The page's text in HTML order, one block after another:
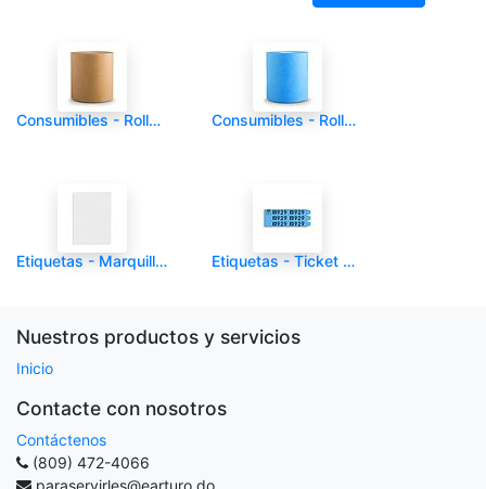
Consumibles - Rollo de papel - CLNR - Marron - Und Consumibles - Rollo de papel - CLNR - Azul - Und
Etiquetas - Marquilla - CLNR - Blanco 1000/1 - Und Etiquetas - Ticket Sencillo # 2 - CLNR - 1000/1 - Und
Nuestros productos y servicios
Inicio
Contacte con nosotros
Contáctenos
(809) 472-4066
paraservirles@earturo.do